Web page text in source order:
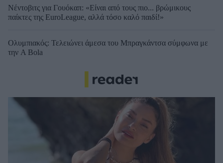
Νέντοβιτς για Γουόκαπ: «Είναι από τους πιο... βρώμικους
παίκτες της EuroLeague, αλλά τόσο καλό παιδί!»
Ολυμπιακός: Τελειώνει άμεσα του Μπραγκάντσα σύμφωνα με
την A Bola